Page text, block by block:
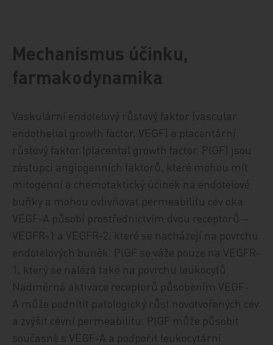
Mechanismus účinku,
farmakodynamika
Vaskulární endotelový růstový faktor (vascular
endothelial growth factor, VEGF) a placentární
růstový faktor (placental growth factor, PlGF) jsou
zástupci angiogenních faktorů, které mohou mít
mitogenní a chemotaktický účinek na endotelové
buňky a mohou ovlivňovat permeabilitu cév oka.
VEGF-A působí prostřednictvím dvou receptorů –
VEGFR-1 a VEGFR-2, které se nacházejí na povrchu
endotelových buněk. PlGF se váže pouze na VEGFR-
1, který se nalézá také na povrchu leukocytů.
Nadměrná aktivace receptorů působením VEGF-
A může podnítit patologický růst novotvořených cév
a zvýšit cévní permeabilitu. PlGF může působit
současně s VEGF-A a podpořit leukocytární